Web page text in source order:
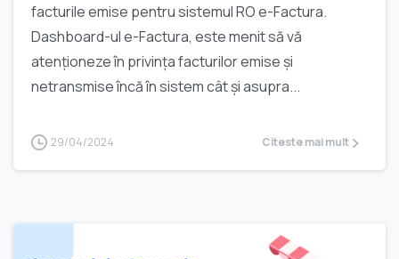
facturile emise pentru sistemul RO e-Factura.
Dashboard-ul e-Factura, este menit să vă
atenționeze în privința facturilor emise și
netransmise încă în sistem cât și asupra...
29/04/2024 Citeste mai mult